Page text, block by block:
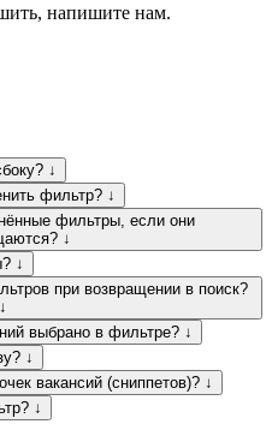
напишите нам.
↓
фильтр? ↓
фильтры, если они
↓
↓
при возвращении в поиск?
↓
выбрано в фильтре? ↓
↓
вакансий (сниппетов)? ↓
↓